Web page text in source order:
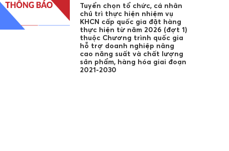
Tuyển chọn tổ chức, cá nhân
chủ trì thực hiện nhiệm vụ
KHCN cấp quốc gia đặt hàng
thực hiện từ năm 2026 (đợt 1)
thuộc Chương trình quốc gia
hỗ trợ doanh nghiệp nâng
cao năng suất và chất lượng
sản phẩm, hàng hóa giai đoạn
2021-2030